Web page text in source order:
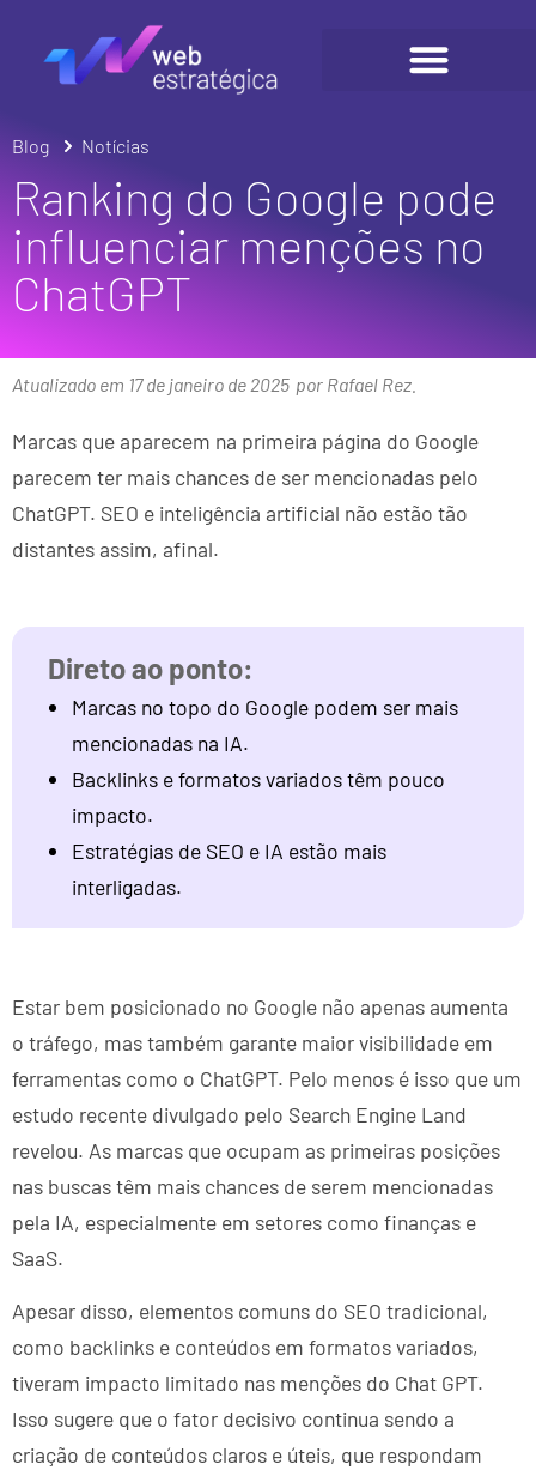
Blog Notícias
Ranking do Google pode
influenciar menções no
ChatGPT
Atualizado em 17 de janeiro de 2025 por Rafael Rez.
Marcas que aparecem na primeira página do Google
parecem ter mais chances de ser mencionadas pelo
ChatGPT. SEO e inteligência artificial não estão tão
distantes assim, afinal.
Marcas no topo do Google podem ser mais
mencionadas na IA.
Backlinks e formatos variados têm pouco
impacto.
Estratégias de SEO e IA estão mais
interligadas.
Estar bem posicionado no Google não apenas aumenta
o tráfego, mas também garante maior visibilidade em
ferramentas como o ChatGPT. Pelo menos é isso que um
estudo recente divulgado pelo Search Engine Land
revelou. As marcas que ocupam as primeiras posições
nas buscas têm mais chances de serem mencionadas
pela IA, especialmente em setores como finanças e
SaaS.
Apesar disso, elementos comuns do SEO tradicional,
como backlinks e conteúdos em formatos variados,
tiveram impacto limitado nas menções do Chat GPT.
Isso sugere que o fator decisivo continua sendo a
criação de conteúdos claros e úteis, que respondam